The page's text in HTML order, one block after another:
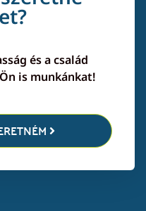
és a család
is munkánkat!